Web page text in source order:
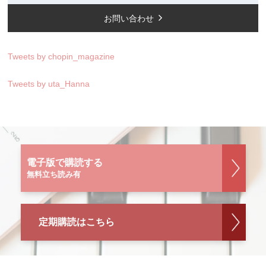
お問い合わせ
Tweets by chopin_magazine
Tweets by uta_Hanna
電子版で購読する
無料立ち読み有
定期購読はこちら